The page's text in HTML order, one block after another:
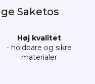
Saketos
Høj kvalitet
- holdbare og sikre
materialer